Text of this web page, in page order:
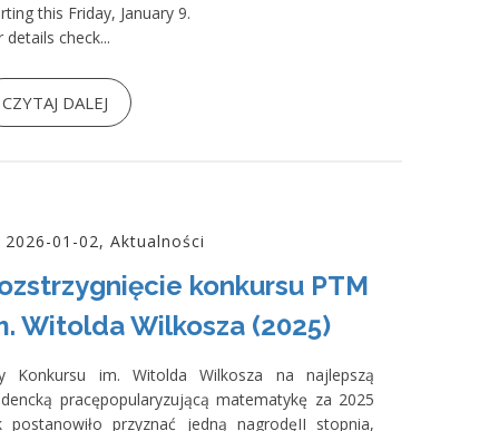
this Friday, January 9.
details check...
CZYTAJ DALEJ
2026-01-02, Aktualności
konkursu PTM
Witolda Wilkosza (2025)
Konkursu im. Witolda Wilkosza na najlepszą
pracępopularyzującą matematykę za 2025
postanowiło przyznać jedną nagrodęII stopnia,